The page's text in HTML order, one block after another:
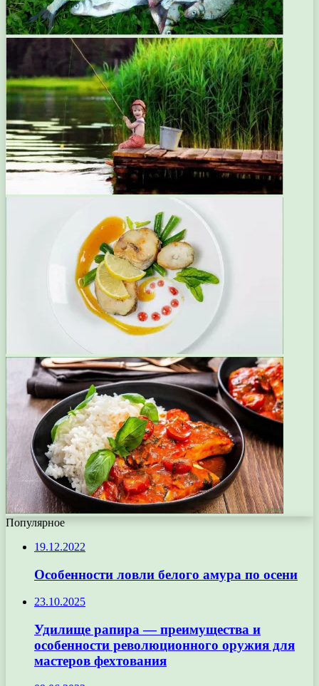
Популярное
19.12.2022
Особенности ловли белого амура по осени
23.10.2025
Удилище рапира — преимущества и
особенности революционного оружия для
мастеров фехтования